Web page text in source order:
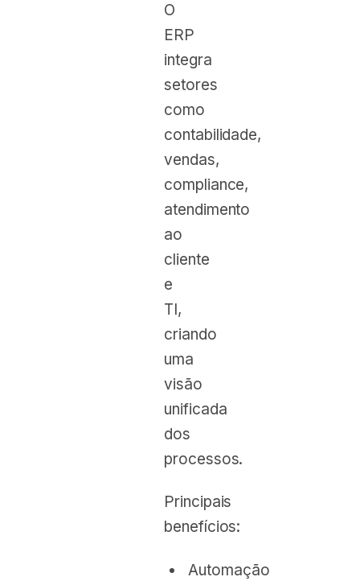
O
ERP
integra
setores
como
contabilidade,
vendas,
compliance,
atendimento
ao
cliente
e
TI,
criando
uma
visão
unificada
dos
processos.
Principais
benefícios:
Automação